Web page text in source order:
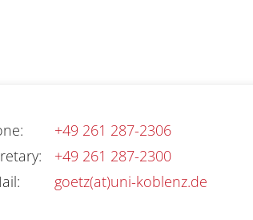
:
+49 261 287-2306
:
+49 261 287-2300
: goetz(at)uni-koblenz.de